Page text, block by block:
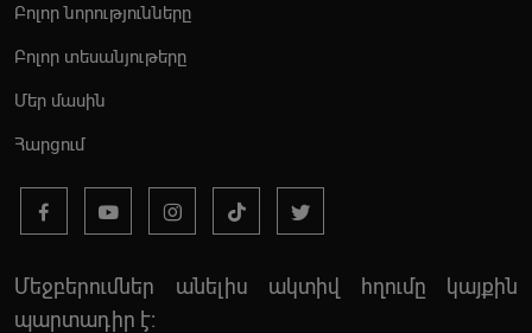
Բոլոր նորությունները
Բոլոր տեսանյութերը
Մեր մասին
Հարցում
Մեջբերումներ անելիս ակտիվ հղումը կայքին
պարտադիր է: